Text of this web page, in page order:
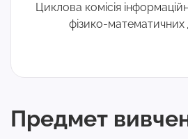
Циклова комісія
фізико-математичних
Предмет